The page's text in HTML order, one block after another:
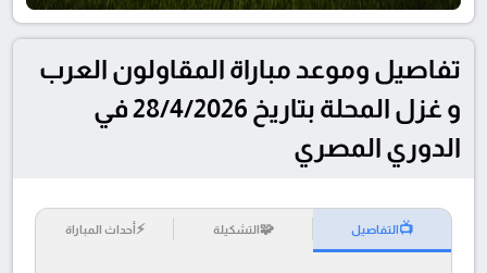
تفاصيل وموعد مباراة المقاولون العرب
و غزل المحلة بتاريخ 28/4/2026 في
الدوري المصري
📺التفاصيل 🧩التشكيلة ⚡أحداث المباراة